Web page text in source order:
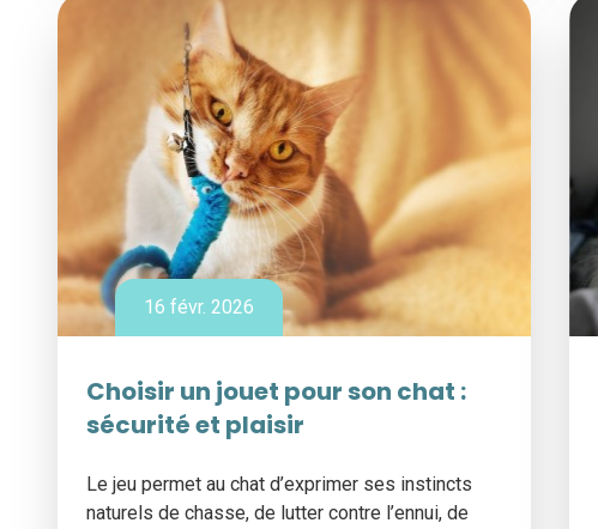
16 févr. 2026
Choisir un jouet pour son chat :
sécurité et plaisir
Le jeu permet au chat d’exprimer ses instincts
naturels de chasse, de lutter contre l’ennui, de